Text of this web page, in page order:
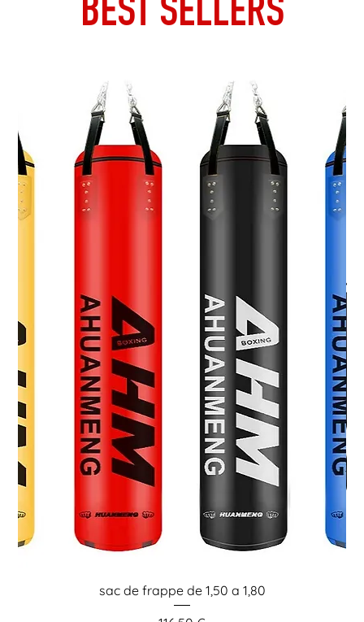
BEST SELLERS
sac de frappe de 1,50 a 1,80